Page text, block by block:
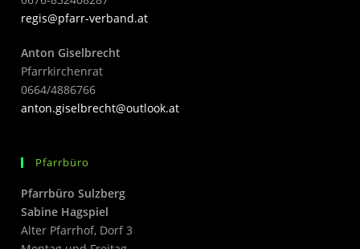
regis@pfarr-verband.at
Anton Giselbrecht
Pfarrkirchenrat
0664/4886766
anton.giselbrecht@outlook.at
Pfarrbüro
Pfarrbüro Sulzberg
Sabine Hagspiel
Alter Pfarrhof, Dorf 3